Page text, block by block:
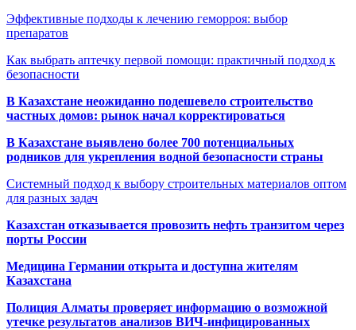
Эффективные подходы к лечению геморроя: выбор
препаратов
Как выбрать аптечку первой помощи: практичный подход к
безопасности
В Казахстане неожиданно подешевело строительство
частных домов: рынок начал корректироваться
В Казахстане выявлено более 700 потенциальных
родников для укрепления водной безопасности страны
Системный подход к выбору строительных материалов оптом
для разных задач
Казахстан отказывается провозить нефть транзитом через
порты России
Медицина Германии открыта и доступна жителям
Казахстана
Полиция Алматы проверяет информацию о возможной
утечке результатов анализов ВИЧ-инфицированных